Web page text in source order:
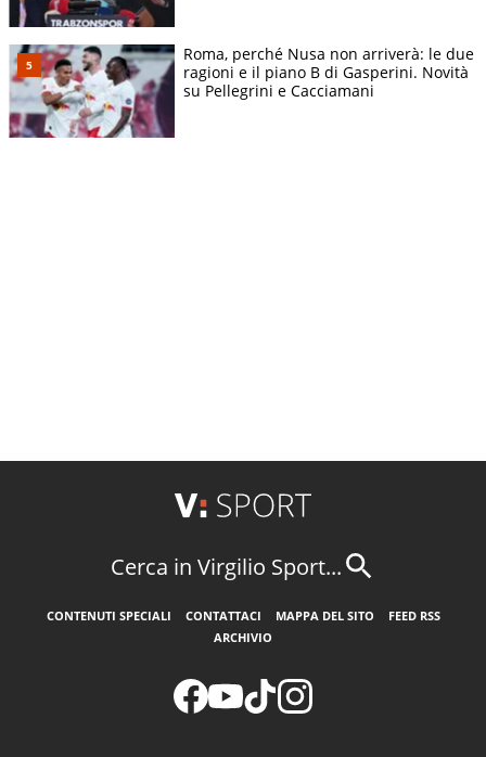
Roma, perché Nusa non arriverà: le due
ragioni e il piano B di Gasperini. Novità
su Pellegrini e Cacciamani
Cerca in Virgilio Sport...
CONTENUTI SPECIALI CONTATTACI MAPPA DEL SITO
FEED RSS
ARCHIVIO